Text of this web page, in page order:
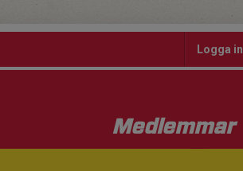
Logga in
Medlemmar